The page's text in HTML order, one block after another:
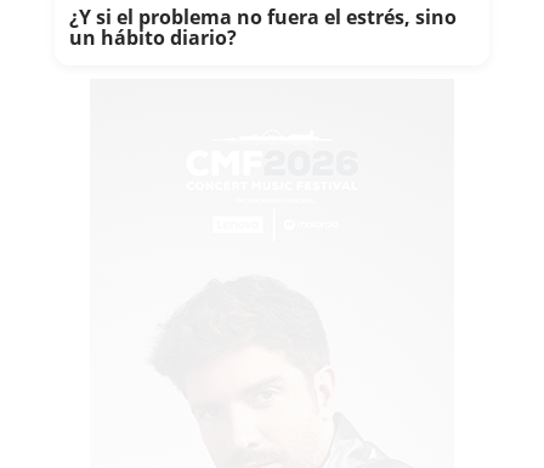
¿Y si el problema no fuera el estrés, sino
un hábito diario?